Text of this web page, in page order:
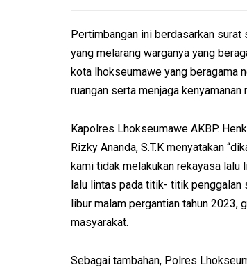
Pertimbangan ini berdasarkan
yang melarang warganya yang
kota lhokseumawe yang beragama
ruangan serta menjaga kenyamanan
Kapolres Lhokseumawe AKBP.
Rizky Ananda, S.T.K menyatakan
kami tidak melakukan rekayasa lalu
lalu lintas pada titik- titik
libur malam pergantian tahun 2023,
masyarakat.
Sebagai tambahan, Polres